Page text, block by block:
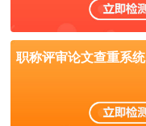
职称评审论文查重系统